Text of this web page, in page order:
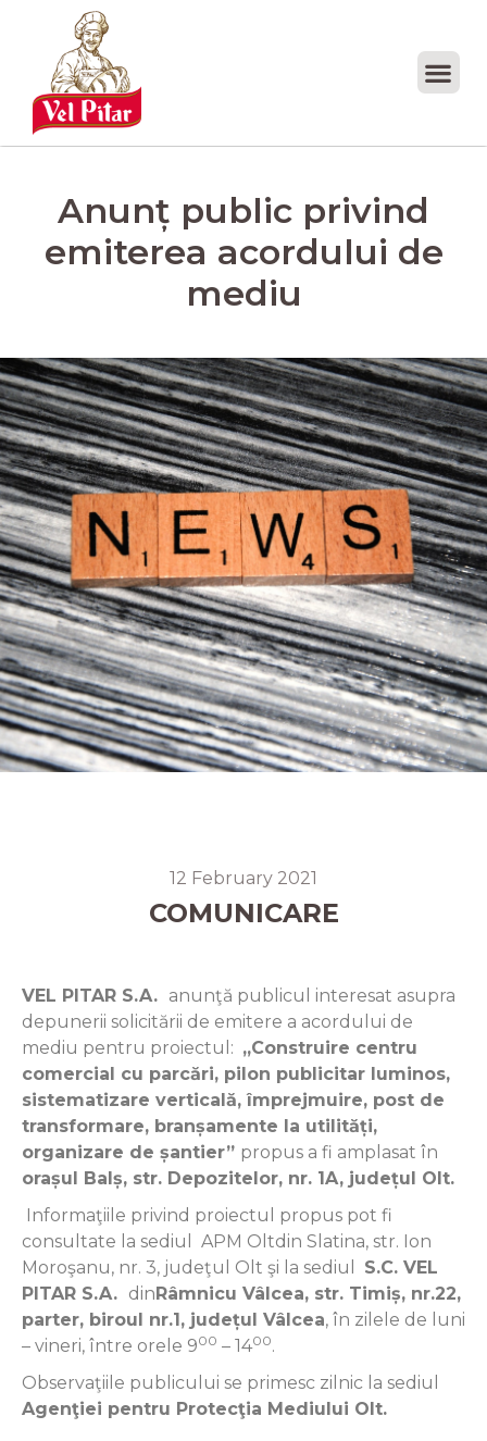
Anunț public privind
emiterea acordului de
mediu
12 February 2021
COMUNICARE
VEL PITAR S.A. anunţă publicul interesat asupra
depunerii solicitării de emitere a acordului de
mediu pentru proiectul: „Construire centru
comercial cu parcări, pilon publicitar luminos,
sistematizare verticală, împrejmuire, post de
transformare, branșamente la utilități,
organizare de șantier” propus a fi amplasat în
orașul Balș, str. Depozitelor, nr. 1A, județul Olt.
Informaţiile privind proiectul propus pot fi
consultate la sediul APM Oltdin Slatina, str. Ion
Moroşanu, nr. 3, judeţul Olt şi la sediul S.C. VEL
PITAR S.A. dinRâmnicu Vâlcea, str. Timiș, nr.22,
parter, biroul nr.1, județul Vâlcea, în zilele de luni
– vineri, între orele 900 – 1400.
Observaţiile publicului se primesc zilnic la sediul
Agenţiei pentru Protecţia Mediului Olt.